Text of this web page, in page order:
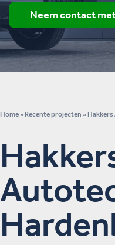
Neem contact
Home » Recente projecten »